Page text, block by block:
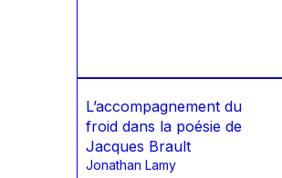
L’accompagnement du
froid dans la poésie de
Jacques Brault
Jonathan Lamy